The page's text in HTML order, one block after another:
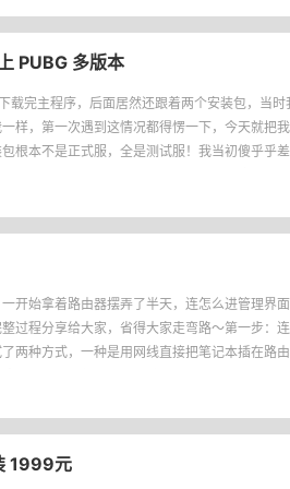
PUBG 多版本
完主程序，后面居然还跟着两个安装包，当时
样，第一次遇到这情况都得愣一下，今天就把
根本不是正式服，全是测试服！我当初傻乎乎
。你要是只玩正式服，下载第一个主程序就
开始拿着路由器摆弄了半天，连怎么进管理界
过程分享给大家，省得大家走弯路～第一步：
两种方式，一种是用网线直接把笔记本插在路
（路由器底部一般会印默认WiFi名），两种都
1999元